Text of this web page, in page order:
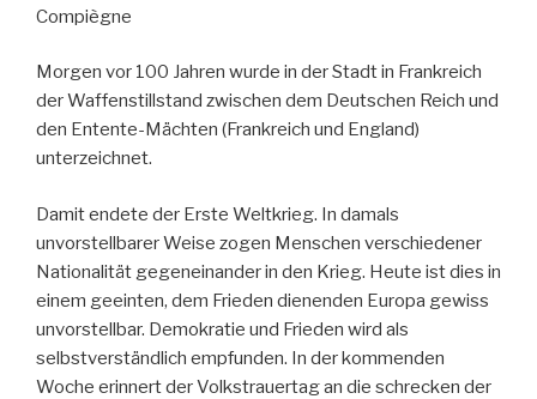
Compiègne
Morgen vor 100 Jahren wurde in der Stadt in Frankreich
der Waffenstillstand zwischen dem Deutschen Reich und
den Entente-Mächten (Frankreich und England)
unterzeichnet.
Damit endete der Erste Weltkrieg. In damals
unvorstellbarer Weise zogen Menschen verschiedener
Nationalität gegeneinander in den Krieg. Heute ist dies in
einem geeinten, dem Frieden dienenden Europa gewiss
unvorstellbar. Demokratie und Frieden wird als
selbstverständlich empfunden. In der kommenden
Woche erinnert der Volkstrauertag an die schrecken der